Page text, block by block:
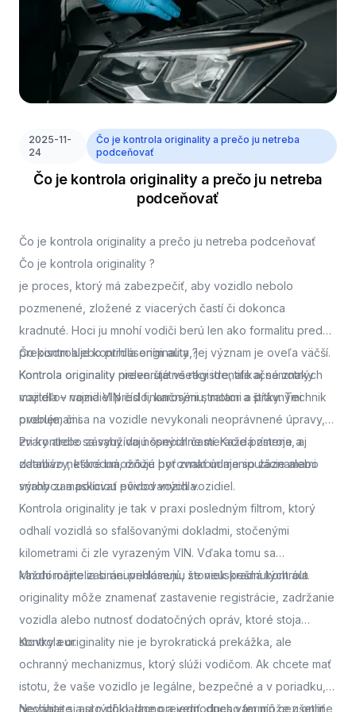
2025-11-
24
Čo je kontrola originality a prečo ju netreba
podceňovať
Čo je kontrola originality a prečo ju netreba
podceňovať
Čo je kontrola originality a prečo ju netreba podceňovať
Čo je kontrola originality ?
je proces, ktorý má zabezpečiť, aby vozidlo nebolo
pozmenené, zložené z viacerých častí či dokonca
kradnuté. Hoci ju mnohí vodiči berú len ako formalitu pred
prepisom alebo prihlásením auta, jej význam je oveľa väčší.
Kontrola originality nielen štátne registre, ale aj samotných
majiteľov vozidiel pred finančnými stratami a právnymi
problémami.
Čo kontroluje kontrola originality ?
Kontrola originality preveruje všetky identifikačné znaky
vozidla – najmä VIN číslo, karosériu, motor a štítky. Technik
overuje, či sa na vozidle nevykonali neoprávnené úpravy,
zvary alebo zásahy do nosných častí. Každá zmena, aj
zdanlivo neškodná, môže byť znakom manipulácie alebo
snahy zamaskovať pôvod vozidla.
Pri kontrole sa využívajú špeciálne meracie prístroje a
databázy, ktoré umožňujú porovnať údaje so záznamami
výrobcu a políciou evidovaných vozidiel.
Kontrola originality je tak v praxi posledným filtrom, ktorý
odhalí vozidlá so sfalšovanými dokladmi, stočenými
kilometrami či zle vyrazeným VIN. Vďaka tomu sa
každoročne zabráni prihláseniu stoviek kradnutých áut.
Mnohí majitelia si neuvedomujú, že neúspešná kontrola
originality môže znamenať zastavenie registrácie, zadržanie
vozidla alebo nutnosť dodatočných opráv, ktoré stoja
stovky eur.
Kontrola originality nie je byrokratická prekážka, ale
ochranný mechanizmus, ktorý slúži vodičom. Ak chcete mať
istotu, že vaše vozidlo je legálne, bezpečné a v poriadku,
nechajte si auto dôkladne preveriť.dnes vám môže ušetriť
Neváhajte asi rýchlo, lacno a jednoducho termín cez online